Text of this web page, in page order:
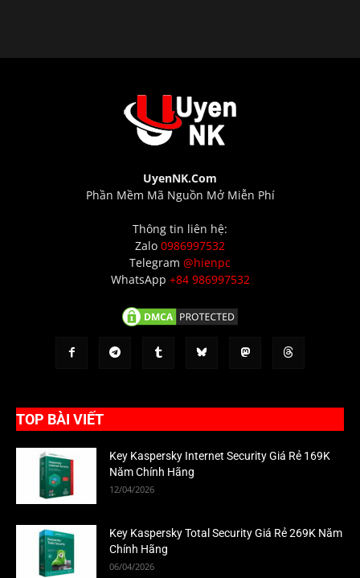
UyenNK.Com
Phần Mềm Mã Nguồn Mở Miễn Phí
Thông tin liên hệ:
Zalo 0986997532
Telegram @hienpc
WhatsApp +84 986997532
TOP BÀI VIẾT
Key Kaspersky Internet Security Giá Rẻ 169K
Năm Chính Hãng
12/04/2026
Key Kaspersky Total Security Giá Rẻ 269K Năm
Chính Hãng
06/04/2026